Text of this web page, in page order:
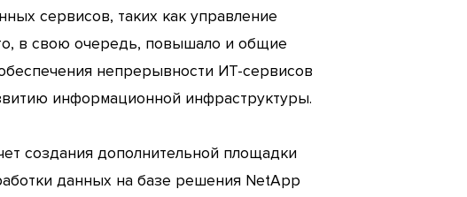
сервисов, таких как управление
в свою очередь, повышало и общие
непрерывности ИТ-сервисов
информационной инфраструктуры.
создания дополнительной площадки
данных на базе решения NetApp